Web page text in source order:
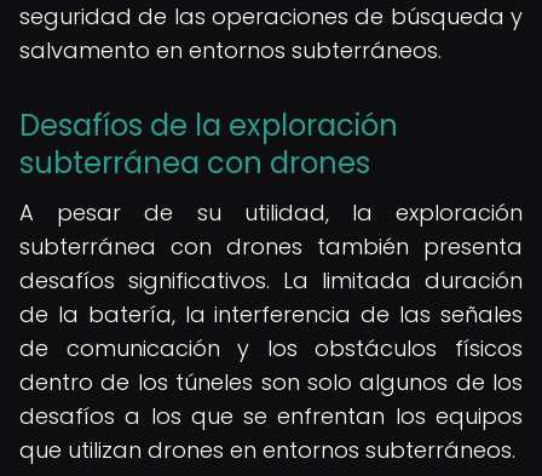
seguridad de las operaciones de búsqueda y
salvamento en entornos subterráneos.
Desafíos de la exploración
subterránea con drones
A pesar de su utilidad, la exploración
subterránea con drones también presenta
desafíos significativos. La limitada duración
de la batería, la interferencia de las señales
de comunicación y los obstáculos físicos
dentro de los túneles son solo algunos de los
desafíos a los que se enfrentan los equipos
que utilizan drones en entornos subterráneos.